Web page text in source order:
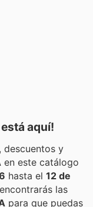
aquí!
descuentos y
en este catálogo
hasta el 12 de
encontrarás las
para que puedas